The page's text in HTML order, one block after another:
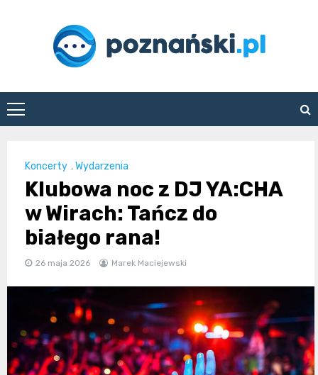
poznanski.pl
Koncerty ,Wydarzenia
Klubowa noc z DJ YA:CHA
w Wirach: Tańcz do
białego rana!
26 maja 2026 Marek Maciejewski